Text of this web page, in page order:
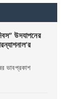
উদযাপনের
ভাবপ্রকাশ